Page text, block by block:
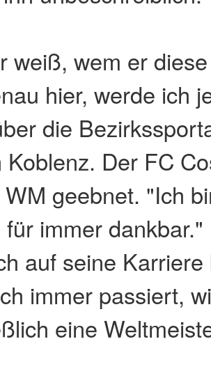
weiß, wem er
hier, werde ich
die
Koblenz. Der FC
geebnet. "Ich
immer
auf seine
immer passiert,
eine